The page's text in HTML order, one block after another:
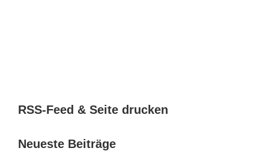
RSS-Feed & Seite drucken
Neueste Beiträge